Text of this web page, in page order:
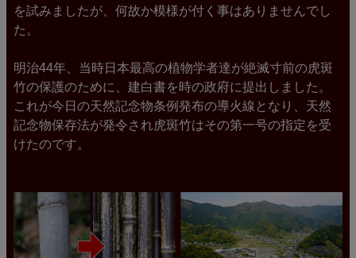
を試みましたが、何故か模様が付く事はありませんでし
た。
明治44年、当時日本最高の植物学者達が絶滅寸前の虎斑
竹の保護のために、建白書を時の政府に提出しました。
これが今日の天然記念物条例発布の導火線となり、天然
記念物保存法が発令され虎斑竹はその第一号の指定を受
けたのです。